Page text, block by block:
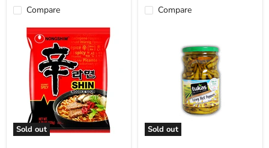
Compare
Sold out
Compare
Sold out